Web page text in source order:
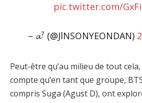
pic.twitter.com/
– 𝓪⁷ (@JlNSONYEONDAN)
Peut-être qu’au milieu de tout cela,
compte qu’en tant que groupe,
compris Suga (Agust D), ont